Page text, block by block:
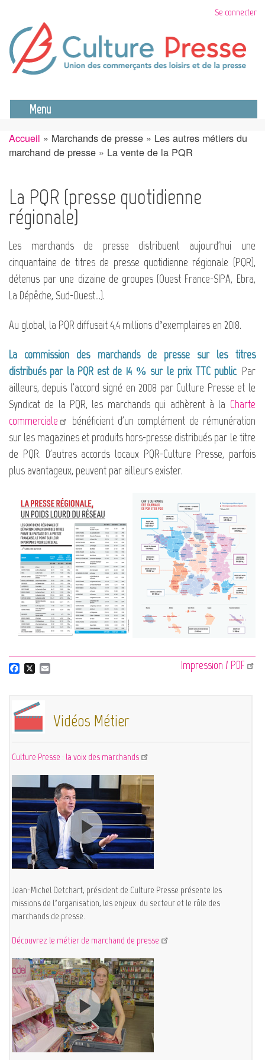
contenu
principal
Se connecter
Se déconnecter
Menu
Fil
Accueil Marchands de presse
Les autres métiers du
marchand de presse
La vente de la PQR
La PQR (presse quotidienne
régionale)
Les marchands de presse distribuent aujourd'hui une
cinquantaine de titres de presse quotidienne régionale (PQR),
détenus par une dizaine de groupes (Ouest France-SIPA, Ebra,
La Dépêche, Sud-Ouest...).
Au global, la PQR diffusait 4,4 millions d’exemplaires en 2018.
La commission des marchands de presse sur les titres
distribués par la PQR est de 14 % sur le prix TTC public. Par
ailleurs, depuis l'accord signé en 2008 par Culture Presse et le
Syndicat de la PQR, les marchands qui adhèrent à la Charte
commerciale
bénéficient d'un complément de rémunération
sur les magazines et produits hors-presse distribués par le titre
de PQR. D'autres accords locaux PQR-Culture Presse, parfois
plus avantageux, peuvent par ailleurs exister.
Impression / PDF
b
o
o
k
Vidéos Métier
Culture Presse : la voix des marchands
Jean-Michel Detchart, président de Culture Presse présente les
missions de l’organisation, les enjeux du secteur et le rôle des
marchands de presse.
Découvrez le métier de marchand de presse